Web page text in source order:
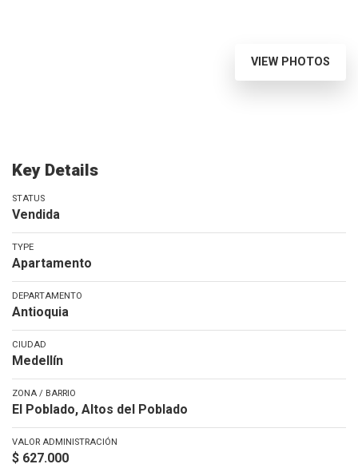
VIEW PHOTOS
Key Details
STATUS
Vendida
TYPE
Apartamento
DEPARTAMENTO
Antioquia
CIUDAD
Medellín
ZONA / BARRIO
El Poblado, Altos del Poblado
VALOR ADMINISTRACIÓN
$ 627.000